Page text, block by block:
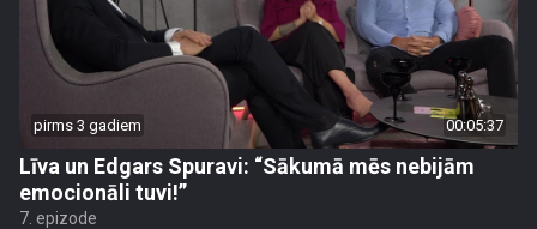
pirms 3 gadiem 00:05:37
Līva un Edgars Spuravi: “Sākumā mēs nebijām
emocionāli tuvi!”
7. epizode